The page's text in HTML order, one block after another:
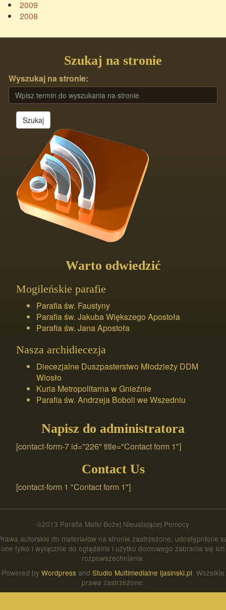
2009
2008
Szukaj na stronie
Wyszukaj na stronie:
Szukaj
Warto odwiedzić
Mogileńskie parafie
Parafia św. Faustyny
Parafia św. Jakuba Większego Apostoła
Parafia św. Jana Apostoła
Nasza archidiecezja
Diecezjalne Duszpasterstwo Młodzieży DDM
Wiosło
Kuria Metropolitarna w Gnieźnie
Parafia św. Andrzeja Boboli we Wszedniu
Napisz do administratora
[contact-form-7 id="226" title="Contact form 1"]
Contact Us
[contact-form 1 "Contact form 1"]
©2013 Parafia Matki Bożej Nieustającej Pomocy
autorskie do materiałów na stronie zastrzeżone, udostępnione
one tylko i wyłącznie do oglądania i użytku domowego zabrania się ich
rozpowszechniania.
Powered by Wordpress and Studio Multimedialne ljasinski.pl. Wszelkie
prawa zastrzeżone.